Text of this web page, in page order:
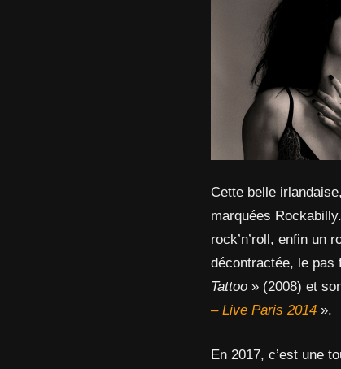
Cette belle
marquées
rock’n’roll, enfin un
décontractée, le pas
Tattoo » (2008) et
– Live Paris 2014 ».
En 2017, c’est une